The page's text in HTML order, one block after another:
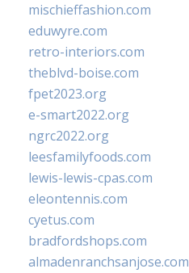
mischieffashion.com
eduwyre.com
retro-interiors.com
theblvd-boise.com
fpet2023.org
e-smart2022.org
ngrc2022.org
leesfamilyfoods.com
lewis-lewis-cpas.com
eleontennis.com
cyetus.com
bradfordshops.com
almadenranchsanjose.com